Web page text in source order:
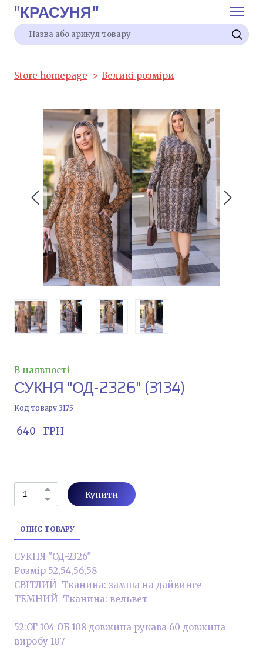
"КРАСУНЯ"
Store homepage Великі розміри
В наявності
СУКНЯ "ОД-2326" (3134)
Код товару 3175
640   ГРН
Купити
ОПИС ТОВАРУ
СУКНЯ "ОД-2326"
Розмір 52,54,56,58
СВІТЛИЙ-Тканина: замша на дайвинге
ТЕМНИЙ-Тканина: вельвет
52:ОГ 104 ОБ 108 довжина рукава 60 довжина
виробу 107